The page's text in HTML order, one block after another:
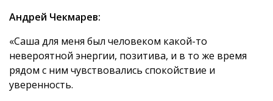
Андрей Чекмарев:
«Саша для меня был человеком какой-то
невероятной энергии, позитива, и в то же время
рядом с ним чувствовались спокойствие и
уверенность.